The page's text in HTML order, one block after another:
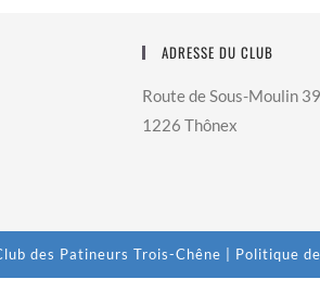
ADRESSE DU CLUB
Route de Sous-Moulin 39
1226 Thônex
des Patineurs Trois-Chêne | Politique